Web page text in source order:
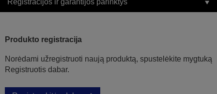
Registracijos ir garantijos parinktys
Produkto registracija
Norėdami užregistruoti naują produktą, spustelėkite mygtuką
Registruotis dabar.